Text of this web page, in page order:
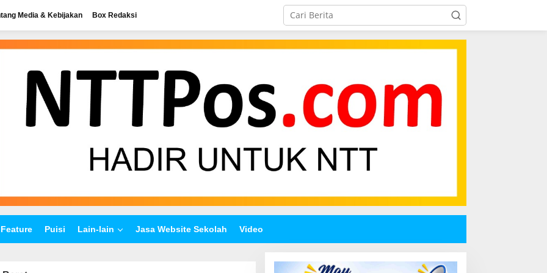
Media & Kebijakan Box Redaksi
Feature Puisi Lain-lain Jasa Website Sekolah Video